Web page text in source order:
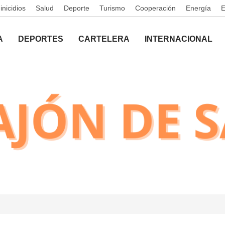
Salud Deporte Turismo Cooperación Energía
DEPORTES CARTELERA INTERNACIONAL